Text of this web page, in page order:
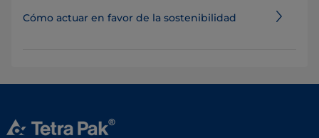
Cómo actuar en favor de la sostenibilidad